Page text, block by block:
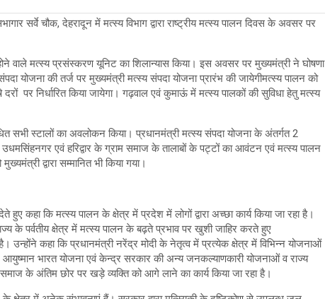
सर्वे चौक, देहरादून में मत्स्य विभाग द्वारा राष्ट्रीय मत्स्य पालन दिवस के अवसर पर
वाले मत्स्य प्रसंस्करण यूनिट का शिलान्यास किया। इस अवसर पर मुख्यमंत्री ने घोषणा
योजना की तर्ज पर मुख्यमंत्री मत्स्य संपदा योजना प्रारंभ की जायेगीमत्स्य पालन को
पर निर्धारित किया जायेगा। गढ़वाल एवं कुमाऊं में मत्स्य पालकों की सुविधा हेतु मत्स्य
सभी स्टालों का अवलोकन किया। प्रधानमंत्री मत्स्य संपदा योजना के अंतर्गत 2
एवं हरिद्वार के ग्राम समाज के तालाबों के पट्टों का आवंटन एवं मत्स्य पालन
द्वारा सम्मानित भी किया गया।
कहा कि मत्स्य पालन के क्षेत्र में प्रदेश में लोगों द्वारा अच्छा कार्य किया जा रहा है।
के पर्वतीय क्षेत्र में मत्स्य पालन के बढ़ते प्रभाव पर खुशी जाहिर करते हुए
उन्होंने कहा कि प्रधानमंत्री नरेंद्र मोदी के नेतृत्व में प्रत्येक क्षेत्र में विभिन्न योजनाओं
भारत योजना एवं केन्द्र सरकार की अन्य जनकल्याणकारी योजनाओं व राज्य
के अंतिम छोर पर खड़े व्यक्ति को आगे लाने का कार्य किया जा रहा है।